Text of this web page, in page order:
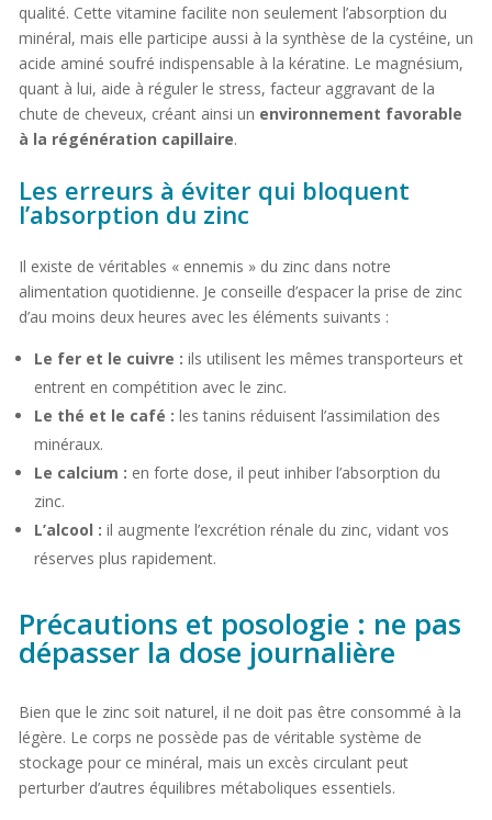
qualité. Cette vitamine facilite non seulement l’absorption du
minéral, mais elle participe aussi à la synthèse de la cystéine, un
acide aminé soufré indispensable à la kératine. Le magnésium,
quant à lui, aide à réguler le stress, facteur aggravant de la
chute de cheveux, créant ainsi un environnement favorable
à la régénération capillaire.
Les erreurs à éviter qui bloquent
l’absorption du zinc
Il existe de véritables « ennemis » du zinc dans notre
alimentation quotidienne. Je conseille d’espacer la prise de zinc
d’au moins deux heures avec les éléments suivants :
Le fer et le cuivre : ils utilisent les mêmes transporteurs et
entrent en compétition avec le zinc.
Le thé et le café : les tanins réduisent l’assimilation des
minéraux.
Le calcium : en forte dose, il peut inhiber l’absorption du
zinc.
L’alcool : il augmente l’excrétion rénale du zinc, vidant vos
réserves plus rapidement.
Précautions et posologie : ne pas
dépasser la dose journalière
Bien que le zinc soit naturel, il ne doit pas être consommé à la
légère. Le corps ne possède pas de véritable système de
stockage pour ce minéral, mais un excès circulant peut
perturber d’autres équilibres métaboliques essentiels.